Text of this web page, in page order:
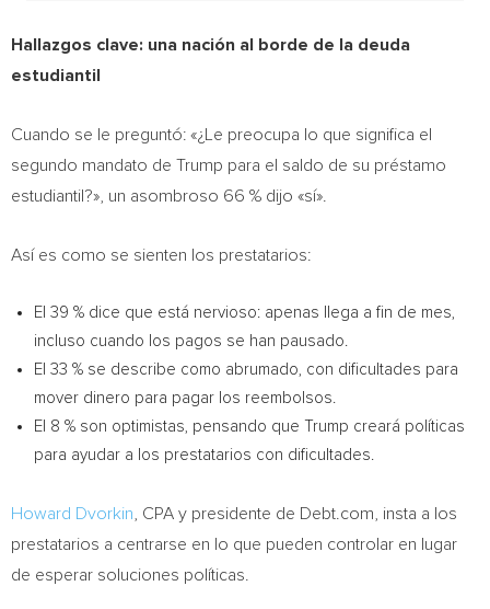
Hallazgos clave: una nación al borde de la deuda
estudiantil
Cuando se le preguntó: «¿Le preocupa lo que significa el
segundo mandato de Trump para el saldo de su préstamo
estudiantil?», un asombroso 66 % dijo «sí».
Así es como se sienten los prestatarios:
El 39 % dice que está nervioso: apenas llega a fin de mes,
incluso cuando los pagos se han pausado.
El 33 % se describe como abrumado, con dificultades para
mover dinero para pagar los reembolsos.
El 8 % son optimistas, pensando que Trump creará políticas
para ayudar a los prestatarios con dificultades.
Howard Dvorkin , CPA y presidente de Debt.com, insta a los
prestatarios a centrarse en lo que pueden controlar en lugar
de esperar soluciones políticas.